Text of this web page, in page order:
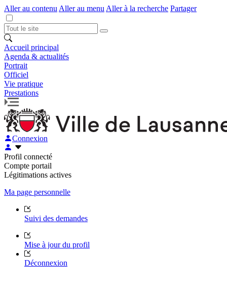
Aller au contenu Aller au menu Aller à la recherche Partager
Accueil principal
Agenda & actualités
Portrait
Officiel
Vie pratique
Prestations
Connexion
Profil connecté
Compte portail
Légitimations actives
Ma page personnelle
Suivi des demandes
Mise à jour du profil
Déconnexion